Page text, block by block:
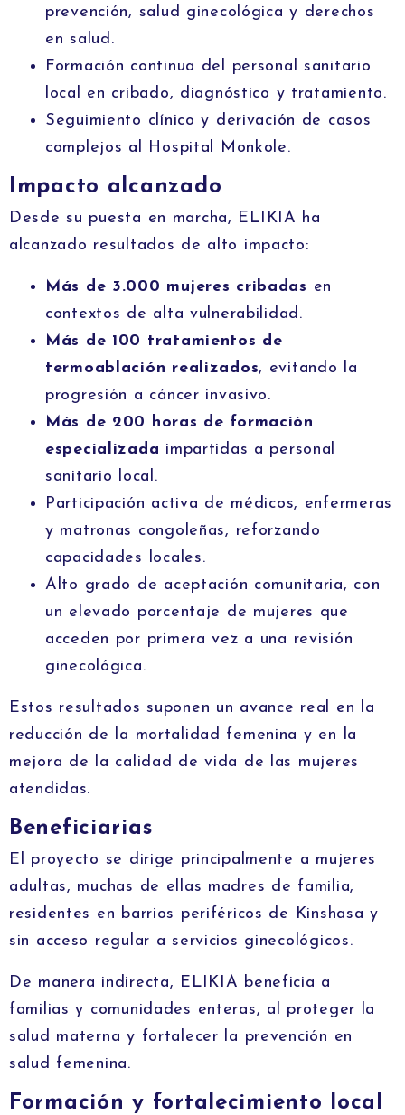
prevención, salud ginecológica y derechos
en salud.
Formación continua del personal sanitario
local en cribado, diagnóstico y tratamiento.
Seguimiento clínico y derivación de casos
complejos al Hospital Monkole.
Impacto alcanzado
Desde su puesta en marcha, ELIKIA ha
alcanzado resultados de alto impacto:
Más de 3.000 mujeres cribadas en
contextos de alta vulnerabilidad.
Más de 100 tratamientos de
termoablación realizados, evitando la
progresión a cáncer invasivo.
Más de 200 horas de formación
especializada impartidas a personal
sanitario local.
Participación activa de médicos, enfermeras
y matronas congoleñas, reforzando
capacidades locales.
Alto grado de aceptación comunitaria, con
un elevado porcentaje de mujeres que
acceden por primera vez a una revisión
ginecológica.
Estos resultados suponen un avance real en la
reducción de la mortalidad femenina y en la
mejora de la calidad de vida de las mujeres
atendidas.
Beneficiarias
El proyecto se dirige principalmente a mujeres
adultas, muchas de ellas madres de familia,
residentes en barrios periféricos de Kinshasa y
sin acceso regular a servicios ginecológicos.
De manera indirecta, ELIKIA beneficia a
familias y comunidades enteras, al proteger la
salud materna y fortalecer la prevención en
salud femenina.
Formación y fortalecimiento local